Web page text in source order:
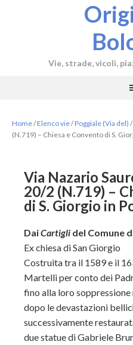
Vie, strade, vicoli,
Home/Elenco vie/Poggiale (Via del) /
(N.719) – Chiesa e Convento di S.
Via Nazario
20/2 (N.719) –
di S. Giorgio in
DaiCartigli del Comune
Ex chiesa di San Giorgio
Costruita tra il 1589 e il
Martelli per conto dei
fino alla loro soppressione
dopo le devastazioni
successivamente
due statue di Gabriele